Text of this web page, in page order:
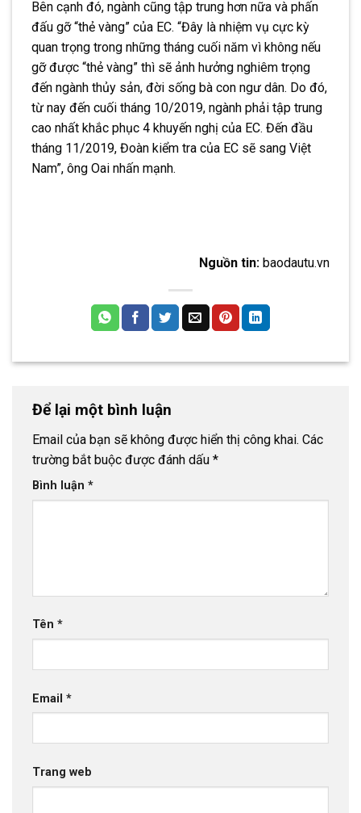
Bên cạnh đó, ngành cũng tập trung hơn nữa và phấn
đấu gỡ “thẻ vàng” của EC. “Đây là nhiệm vụ cực kỳ
quan trọng trong những tháng cuối năm vì không nếu
gỡ được “thẻ vàng” thì sẽ ảnh hưởng nghiêm trọng
đến ngành thủy sản, đời sống bà con ngư dân. Do đó,
từ nay đến cuối tháng 10/2019, ngành phải tập trung
cao nhất khắc phục 4 khuyến nghị của EC. Đến đầu
tháng 11/2019, Đoàn kiểm tra của EC sẽ sang Việt
Nam”, ông Oai nhấn mạnh.
Nguồn tin: baodautu.vn
Để lại một bình luận
Email của bạn sẽ không được hiển thị công khai. Các
trường bắt buộc được đánh dấu *
Bình luận *
Tên *
Email *
Trang web